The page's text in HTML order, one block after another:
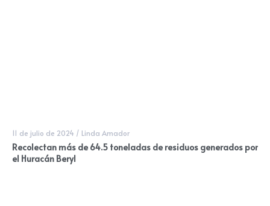
11 de julio de 2024 / Linda Amador
Recolectan más de 64.5 toneladas de residuos generados por
el Huracán Beryl